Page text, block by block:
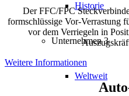
Historie
Unternehmen 3
Weltweit
Der FFC/FPC
formschlüssige Vor‐Verrastung
vor dem Verriegeln in
Weitere Informationen